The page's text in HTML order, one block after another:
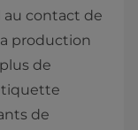
au contact de
production
de
de